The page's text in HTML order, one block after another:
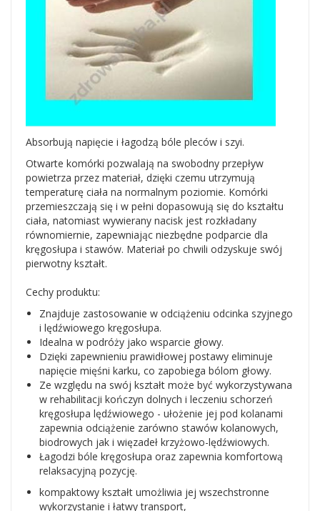
Absorbują napięcie i łagodzą bóle pleców i szyi.
Otwarte komórki pozwalają na swobodny przepływ
powietrza przez materiał, dzięki czemu utrzymują
temperaturę ciała na normalnym poziomie. Komórki
przemieszczają się i w pełni dopasowują się do kształtu
ciała, natomiast wywierany nacisk jest rozkładany
równomiernie, zapewniając niezbędne podparcie dla
kręgosłupa i stawów. Materiał po chwili odzyskuje swój
pierwotny kształt.
Cechy produktu:
Znajduje zastosowanie w odciążeniu odcinka szyjnego
i lędźwiowego kręgosłupa.
Idealna w podróży jako wsparcie głowy.
Dzięki zapewnieniu prawidłowej postawy eliminuje
napięcie mięśni karku, co zapobiega bólom głowy.
Ze względu na swój kształt może być wykorzystywana
w rehabilitacji kończyn dolnych i leczeniu schorzeń
kręgosłupa lędźwiowego - ułożenie jej pod kolanami
zapewnia odciążenie zarówno stawów kolanowych,
biodrowych jak i więzadeł krzyżowo-lędźwiowych.
Łagodzi bóle kręgosłupa oraz zapewnia komfortową
relaksacyjną pozycję.
kompaktowy kształt umożliwia jej wszechstronne
wykorzystanie i łatwy transport,